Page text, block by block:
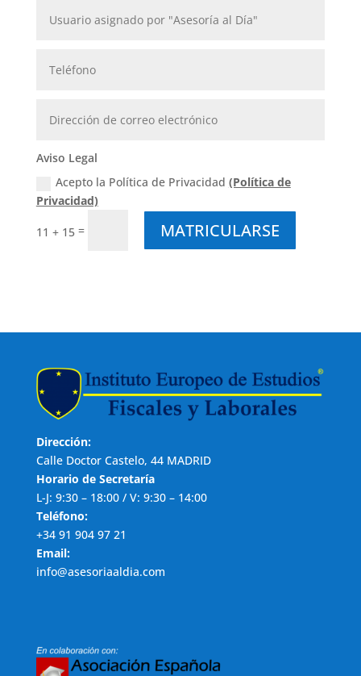
Aviso Legal
Acepto la Política de Privacidad (Política de
Privacidad)
11 + 15= MATRICULARSE
Dirección:
Calle Doctor Castelo, 44 MADRID
Horario de Secretaría
L-J: 9:30 – 18:00 / V: 9:30 – 14:00
Teléfono:
+34 91 904 97 21
Email:
info@asesoriaaldia.com